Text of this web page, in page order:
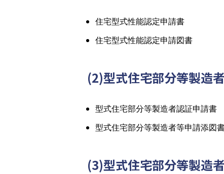
住宅型式性能認定申請書
住宅型式性能認定申請図書
(2)型式住宅部分等製造
型式住宅部分等製造者認証申請書
型式住宅部分等製造者等申請添図
(3)型式住宅部分等製造